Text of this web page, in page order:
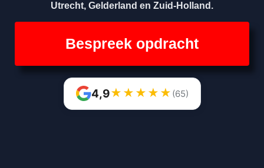
Utrecht, Gelderland en Zuid-Holland.
Bespreek opdracht
4,9★ ★ ★ ★ ★ (65)